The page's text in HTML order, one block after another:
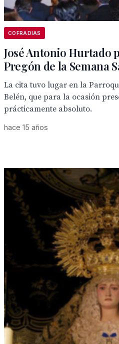
COFRADIAS
José Antonio Hurtado
Pregón de la Semana
La cita tuvo lugar en la
Belén, que para la ocasión
prácticamente absoluto.
hace 15 años